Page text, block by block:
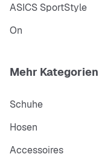
ASICS SportStyle
On
Mehr Kategorien
Schuhe
Hosen
Accessoires